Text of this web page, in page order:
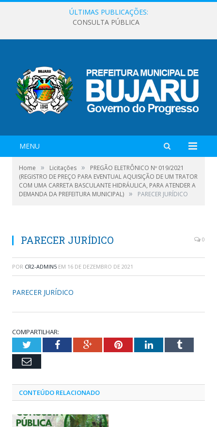
ÚLTIMAS PUBLICAÇÕES:
CONSULTA PÚBLICA
MENU
Home » Licitações »
PREGÃO ELETRÔNICO Nº 019/2021
(REGISTRO DE PREÇO PARA EVENTUAL AQUISIÇÃO DE UM TRATOR
COM UMA CARRETA BASCULANTE HIDRÁULICA, PARA ATENDER A
DEMANDA DA PREFEITURA MUNICIPAL) » PARECER JURÍDICO
PARECER JURÍDICO 0
POR CR2-ADMIN5 EM 16 DE DEZEMBRO DE 2021
PARECER JURÍDICO
COMPARTILHAR:
TwitterFacebookGoogle+PinterestLinkedInTumblr
Email
CONTEÚDO RELACIONADO